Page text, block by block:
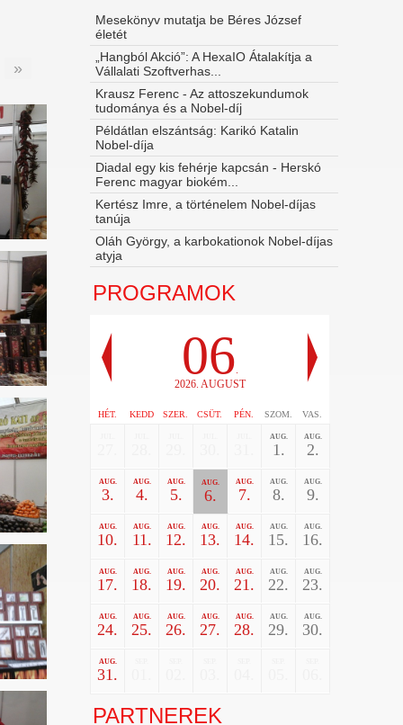
»
Mesekönyv mutatja be Béres József
életét
„Hangból Akció”: A HexaIO Átalakítja a
Vállalati Szoftverhas...
Krausz Ferenc - Az attoszekundumok
tudománya és a Nobel‑díj
Példátlan elszántság: Karikó Katalin
Nobel-díja
Diadal egy kis fehérje kapcsán - Herskó
Ferenc magyar biokém...
Kertész Imre, a történelem Nobel-díjas
tanúja
Oláh György, a karbokationok Nobel-díjas
atyja
PROGRAMOK
06.
2026. AUGUST
HÉT. KEDD SZER. CSÜT. PÉN. SZOM. VAS.
AUG.
1.
AUG.
2.
AUG.
3.
AUG.
4.
AUG.
5.
AUG.
6.
AUG.
7.
AUG.
8.
AUG.
9.
AUG.
10.
AUG.
11.
AUG.
12.
AUG.
13.
AUG.
14.
AUG.
15.
AUG.
16.
AUG.
17.
AUG.
18.
AUG.
19.
AUG.
20.
AUG.
21.
AUG.
22.
AUG.
23.
AUG.
24.
AUG.
25.
AUG.
26.
AUG.
27.
AUG.
28.
AUG.
29.
AUG.
30.
AUG.
31.
PARTNEREK